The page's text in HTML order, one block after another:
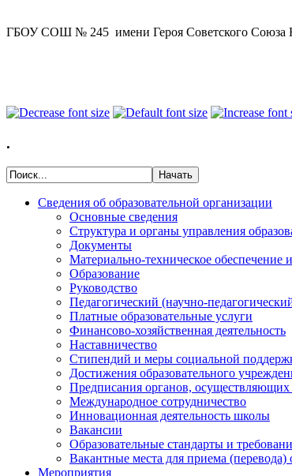
ГБОУ СОШ № 245 имени Героя Советского Союза
.
Сведения об образовательной организации
Основные сведения
Структура и органы управления
Документы
Материально-техническое обеспечение
Образование
Руководство
Педагогический (научно-
Платные образовательные услуги
Финансово-хозяйственная деятельность
Наставничество
Стипендий и меры социальной
Достижения образовательного
Предписания органов, осуществляющих
Международное сотрудничество
Инновационная деятельность школы
Вакансии
Образовательные стандарты и
Вакантные места для приема
Мероприятия